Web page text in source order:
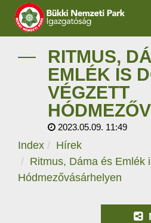
IGAZGATÓSÁG
TERMÉSZETVÉDELEM
VÍZVÉDELEM
ÖKOTURIZMUS
OKTATÁS
RITMUS,
EMLÉK IS
VÉGZETT
2023.05.09. 11:49
Index
Hírek
Ritmus, Dáma és Emlék
Hódmezővásárhelyen